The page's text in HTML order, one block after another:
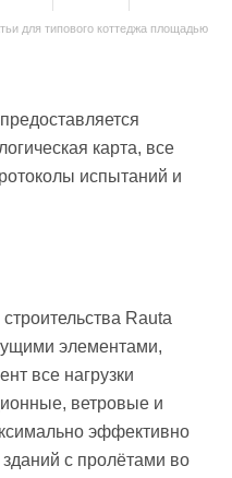
для типового коттеджа площадью
карта, все
испытаний и
Rauta
элементами,
все нагрузки
ветровые и
эффективно
с пролётами во